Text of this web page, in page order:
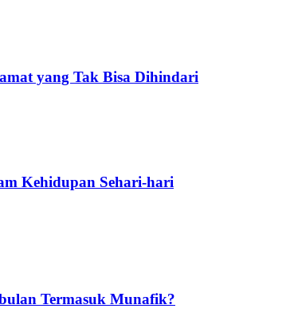
yang Tak Bisa Dihindari
Kehidupan Sehari-hari
Termasuk Munafik?